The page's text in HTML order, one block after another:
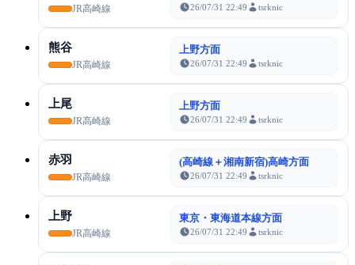
JR高崎線 26/07/31 22:49 tsrknic
熊谷
JR高崎線
上野方面
26/07/31 22:49 tsrknic
上尾
JR高崎線
上野方面
26/07/31 22:49 tsrknic
赤羽
JR高崎線
(高崎線＋湘南新宿)高崎方面
26/07/31 22:49 tsrknic
上野
JR高崎線
東京・東海道本線方面
26/07/31 22:49 tsrknic